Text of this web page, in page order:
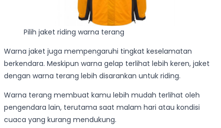
Pilih jaket riding warna terang
Warna jaket juga mempengaruhi tingkat keselamatan
berkendara. Meskipun warna gelap terlihat lebih keren, jaket
dengan warna terang lebih disarankan untuk riding.
Warna terang membuat kamu lebih mudah terlihat oleh
pengendara lain, terutama saat malam hari atau kondisi
cuaca yang kurang mendukung.